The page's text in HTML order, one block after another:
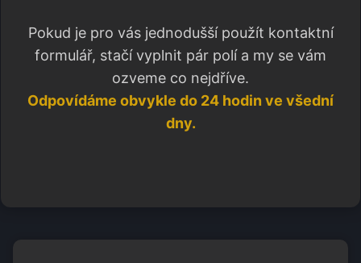
Pokud je pro vás jednodušší použít kontaktní
formulář, stačí vyplnit pár polí a my se vám
ozveme co nejdříve.
Odpovídáme obvykle do 24 hodin ve všední
dny.